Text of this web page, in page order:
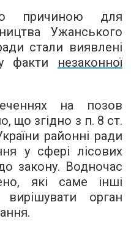
причиною для
Ужанського
стали виявлені
факти незаконної
на позов
що згідно з п. 8 ст.
районні ради
у сфері лісових
закону. Водночас
які саме інші
орган